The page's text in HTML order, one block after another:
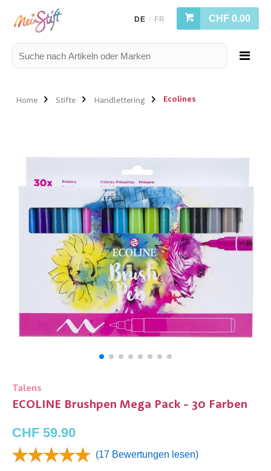
DE / FR CHF 0.00
Home Stifte Handlettering Ecolines
Talens
ECOLINE Brushpen Mega Pack - 30 Farben
CHF 59.90
(17 Bewertungen lesen)